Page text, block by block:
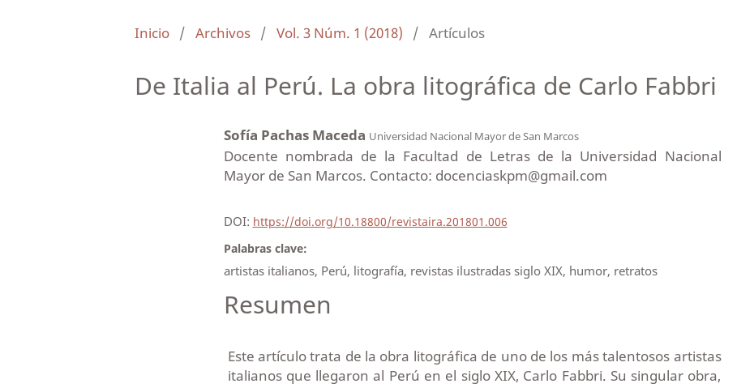
Inicio / Archivos / Vol. 3 Núm. 1 (2018) / Artículos
De Italia al Perú. La obra litográfica de Carlo Fabbri
Sofía Pachas Maceda Universidad Nacional Mayor de San Marcos
Docente nombrada de la Facultad de Letras de la Universidad Nacional
Mayor de San Marcos. Contacto: docenciaskpm@gmail.com
DOI: https://doi.org/10.18800/revistaira.201801.006
Palabras clave:
artistas italianos, Perú, litografía, revistas ilustradas siglo XIX, humor, retratos
Resumen
Este artículo trata de la obra litográfica de uno de los más talentosos artistas
italianos que llegaron al Perú en el siglo XIX, Carlo Fabbri. Su singular obra,